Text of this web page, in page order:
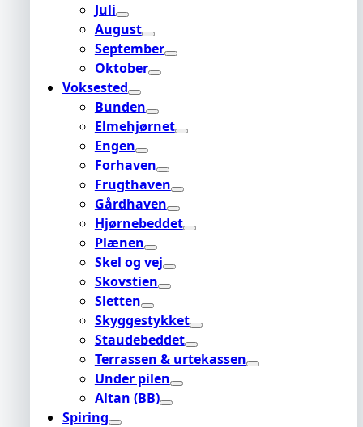
Juli
August
September
Oktober
Voksested
Bunden
Elmehjørnet
Engen
Forhaven
Frugthaven
Gårdhaven
Hjørnebeddet
Plænen
Skel og vej
Skovstien
Sletten
Skyggestykket
Staudebeddet
Terrassen & urtekassen
Under pilen
Altan (BB)
Spiring